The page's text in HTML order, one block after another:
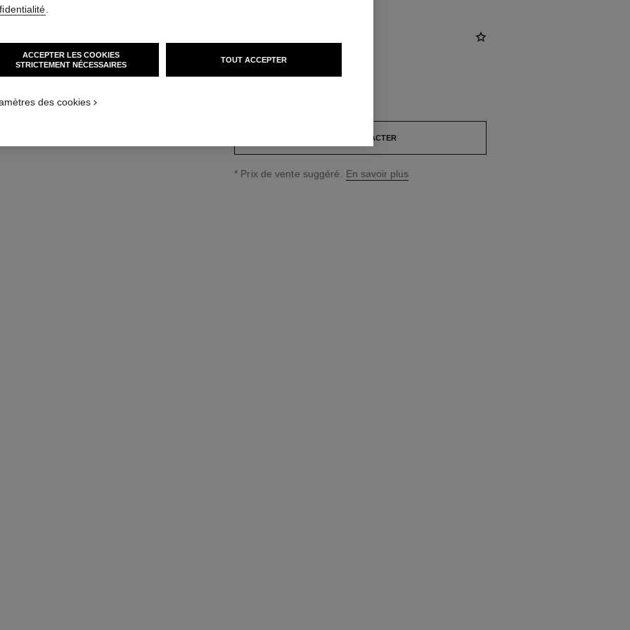
standard
variante (2)
NOUS CONTACTER
↩
* Prix de vente suggéré. En savoir plus
ACCEPTER LES COOKIES
STRICTEMENT NÉCESSAIRES
TOUT ACCEPTER
des cookies